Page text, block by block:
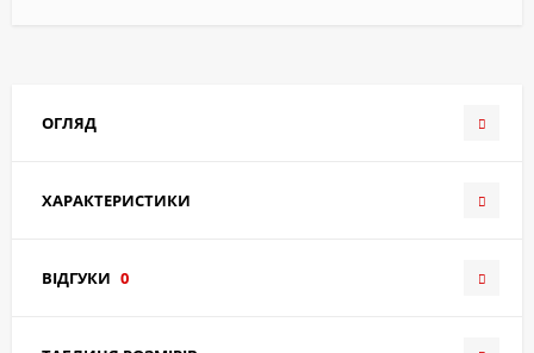
ОГЛЯД
ХАРАКТЕРИСТИКИ
ВІДГУКИ 0